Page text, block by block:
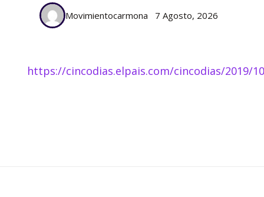
Movimientocarmona 7 Agosto, 2026
https://cincodias.elpais.com/cincodias/2019/